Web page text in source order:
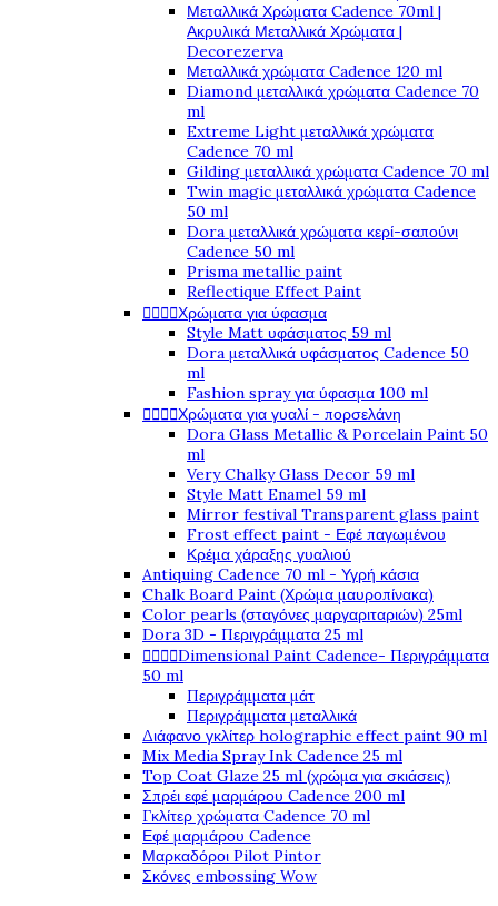
Μεταλλικά Χρώματα Cadence 70ml |
Ακρυλικά Μεταλλικά Χρώματα |
Decorezerva
Μεταλλικά χρώματα Cadence 120 ml
Diamond μεταλλικά χρώματα Cadence 70
ml
Extreme Light μεταλλικά χρώματα
Cadence 70 ml
Gilding μεταλλικά χρώματα Cadence 70 ml
Twin magic μεταλλικά χρώματα Cadence
50 ml
Dora μεταλλικά χρώματα κερί-σαπούνι
Cadence 50 ml
Prisma metallic paint
Reflectique Effect Paint
Χρώματα για ύφασμα
Style Matt υφάσματος 59 ml
Dora μεταλλικά υφάσματος Cadence 50
ml
Fashion spray για ύφασμα 100 ml
Χρώματα για γυαλί - πορσελάνη
Dora Glass Metallic & Porcelain Paint 50
ml
Very Chalky Glass Decor 59 ml
Style Matt Enamel 59 ml
Mirror festival Transparent glass paint
Frost effect paint - Εφέ παγωμένου
Κρέμα χάραξης γυαλιού
Antiquing Cadence 70 ml - Υγρή κάσια
Chalk Board Paint (Χρώμα μαυροπίνακα)
Color pearls (σταγόνες μαργαριταριών) 25ml
Dora 3D - Περιγράμματα 25 ml
Dimensional Paint Cadence- Περιγράμματα
50 ml
Περιγράμματα μάτ
Περιγράμματα μεταλλικά
Διάφανο γκλίτερ holographic effect paint 90 ml
Mix Media Spray Ink Cadence 25 ml
Top Coat Glaze 25 ml (χρώμα για σκιάσεις)
Σπρέι εφέ μαρμάρου Cadence 200 ml
Γκλίτερ χρώματα Cadence 70 ml
Εφέ μαρμάρου Cadence
Μαρκαδόροι Pilot Pintor
Σκόνες embossing Wow